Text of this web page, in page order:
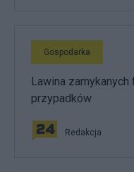
Gospodarka
Lawina
przypadków
Redakcja